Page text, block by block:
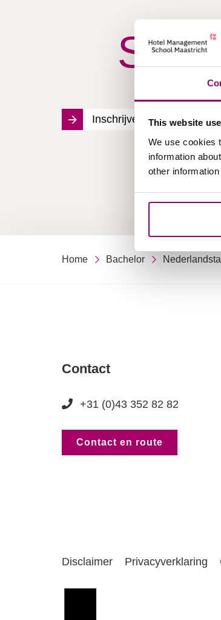
This website
We use cookies
information
other
Inschrijven opleiding
Home Bachelor
Contact
+31 (0)43 352 82 82
Contact en route
Disclaimer Privacyverklaring